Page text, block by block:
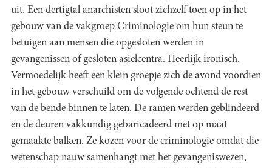
uit. Een dertigtal anarchisten sloot zichzelf toen op in het
gebouw van de vakgroep Criminologie om hun steun te
betuigen aan mensen die opgesloten werden in
gevangenissen of gesloten asielcentra. Heerlijk ironisch.
Vermoedelijk heeft een klein groepje zich de avond voordien
in het gebouw verschuild om de volgende ochtend de rest
van de bende binnen te laten. De ramen werden geblindeerd
en de deuren vakkundig gebaricadeerd met op maat
gemaakte balken. Ze kozen voor de criminologie omdat die
wetenschap nauw samenhangt met het gevangeniswezen,